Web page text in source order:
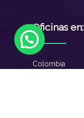
Oficinas en:
Colombia